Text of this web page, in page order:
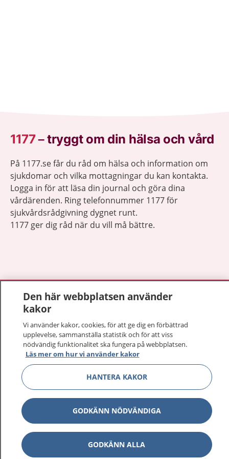
1177–tryggt om din hälsa och vård
På 1177.se får du råd om hälsa och information om
sjukdomar och vilka mottagningar du kan kontakta.
Logga in för att läsa din journal och göra dina
vårdärenden. Ring telefonnummer 1177 för
sjukvårdsrådgivning dygnet runt.
1177 ger dig råd när du vill må bättre.
1177 på flera språk
Om 1177
Kontakt
Behandling av personuppgifter
Hantering av kakor
Inställningar för kakor
Den här webbplatsen använder
kakor
Vi använder kakor, cookies, för att ge dig en förbättrad
upplevelse, sammanställa statistik och för att viss
nödvändig funktionalitet ska fungera på webbplatsen.
Läs mer om hur vi använder kakor
HANTERA KAKOR
GODKÄNN NÖDVÄNDIGA
GODKÄNN ALLA